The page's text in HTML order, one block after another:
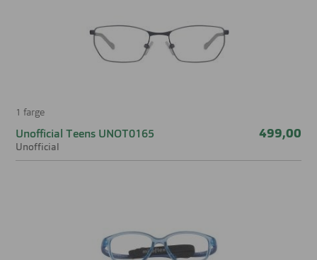
1 farge
Unofficial Teens UNOT0165
Unofficial
499,00